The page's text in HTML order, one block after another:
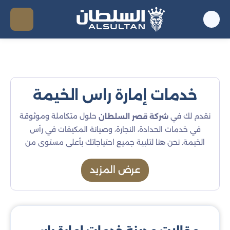
خدمات إمارة راس الخيمة
نقدم لك في شركة قصر السلطان حلول متكاملة وموثوقة
في خدمات الحدادة، النجارة، وصيانة المكيفات في رأس
الخيمة. نحن هنا لتلبية جميع احتياجاتك بأعلى مستوى من
تركيب الأبواب الحديدية، أو صيانة مكيفاتك، نحن نستخدم
أحدث المعدات لضمان أفضل النتائج.
عرض المزيد